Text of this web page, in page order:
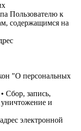
Пользователю к
содержащимся на
"О персональных
Сбор, запись,
уничтожение и
электронной